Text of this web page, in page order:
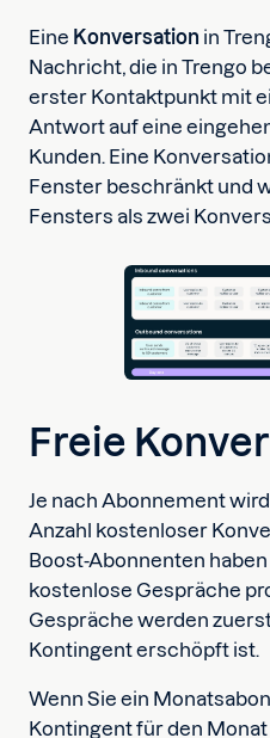
Eine Konversation in
Nachricht, die in Trengo
erster Kontaktpunkt mit
Antwort auf eine
Kunden. Eine
Fenster beschränkt und
Fensters als zwei
Freie
Je nach Abonnement
Anzahl kostenloser
Boost-Abonnenten
kostenlose Gespräche
Gespräche werden
Kontingent erschöpft ist.
Wenn Sie ein
Kontingent für den